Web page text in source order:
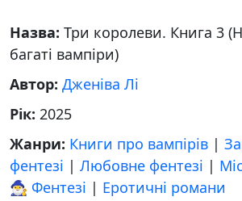
Назва: Три королеви. Книга 3
багаті вампіри)
Автор: Дженіва Лі
Рік: 2025
Жанри: Книги про вампірів |
фентезі | Любовне фентезі |
🧙‍♂️ Фентезі | Еротичні романи